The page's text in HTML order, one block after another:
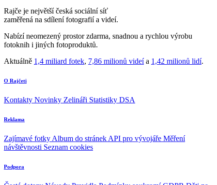
Rajče je největší česká sociální síť
zaměřená na sdílení fotografií a videí.
Nabízí neomezený prostor zdarma, snadnou a rychlou výrobu
fotoknih i jiných fotoproduktů.
Aktuálně 1,4 miliard fotek, 7,86 milionů videía 1,42 milionů lidí.
O Rajčeti
Kontakty Novinky Zelináři Statistiky DSA
Reklama
Zajímavé fotky Album do stránek API pro vývojáře Měření
návštěvnosti Seznam cookies
Podpora